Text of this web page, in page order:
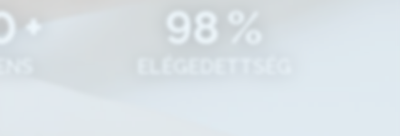
+ 98 %